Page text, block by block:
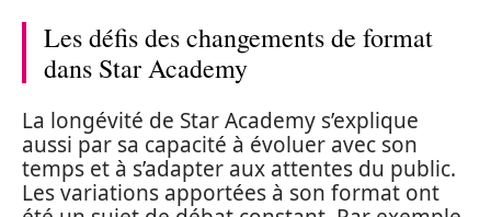
Les défis des changements de format
dans Star Academy
La longévité de Star Academy s’explique
aussi par sa capacité à évoluer avec son
temps et à s’adapter aux attentes du public.
Les variations apportées à son format ont